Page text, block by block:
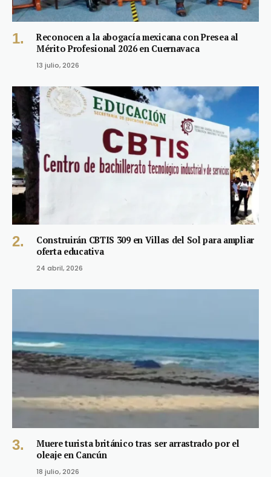
Reconocen a la abogacía mexicana con Presea al
Mérito Profesional 2026 en Cuernavaca
13 julio, 2026
Construirán CBTIS 309 en Villas del Sol para ampliar
oferta educativa
24 abril, 2026
Muere turista británico tras ser arrastrado por el
oleaje en Cancún
18 julio, 2026